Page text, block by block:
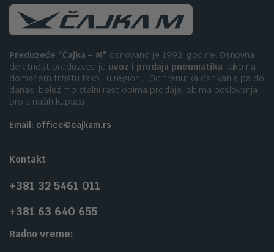
Preduzeće “Čajka – M” osnovano je 1992. godine. Osnovna
delatnost preduzeća je uvoz i prodaja pneumatika kako na
domaćem tržištu tako i u regionu. Od trenutka osnivanja pa do
danas, beležimo stalni rast obima prodaje, obima poslovanja i
broja naših kupaca
Email: office@cajkam.rs
Kontakt
+381 32 5461 011
+381 63 640 655
Radno vreme: